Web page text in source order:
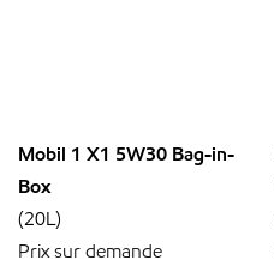
Mobil 1 X1 5W30 Bag-in-
Box
(20L)
Prix sur demande